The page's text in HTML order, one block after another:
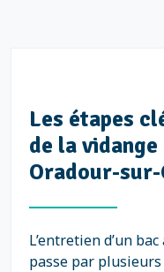
Les étapes
de la vidange
Oradour-sur-
L’entretien d’un
passe par